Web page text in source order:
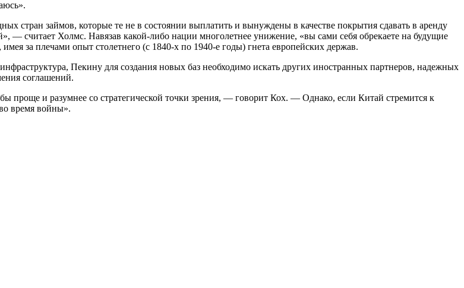
стран займов, которые те не в состоянии выплатить и вынуждены в качестве покрытия сдавать в аренду
— считает Холмс. Навязав какой-либо нации многолетнее унижение, «вы сами себя обрекаете на будущие
за плечами опыт столетнего (с 1840-х по 1940-е годы) гнета европейских держав.
Пекину для создания новых баз необходимо искать других иностранных партнеров, надежных
соглашений.
проще и разумнее со стратегической точки зрения, — говорит Кох. — Однако, если Китай стремится к
время войны».